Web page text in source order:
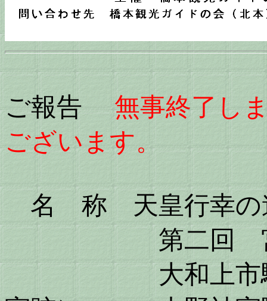
ご報告無事終了し
ございます。
名 称 天皇行幸
第二回 宮滝
大和上市駅 ～